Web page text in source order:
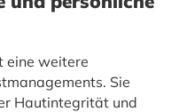
eine weitere
Sie
Hautintegrität und